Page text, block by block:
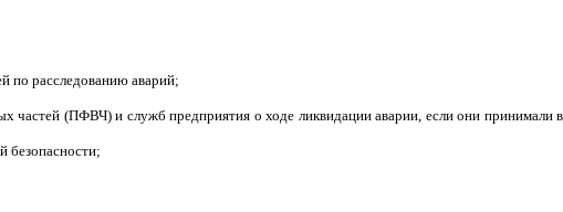
по расследованию аварий;
частей (ПФВЧ) и служб предприятия о ходе ликвидации аварии, если они принимали в
безопасности;